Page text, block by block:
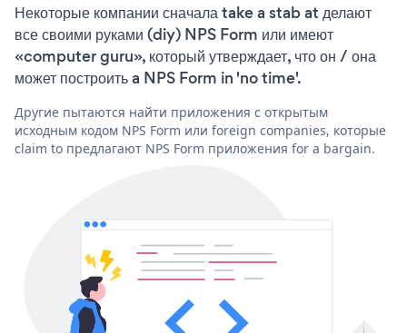
Некоторые компании сначала take a stab at делают
все своими руками (diy) NPS Form или имеют
«computer guru», который утверждает, что он / она
может построить a NPS Form in 'no time'.
Другие пытаются найти приложения с открытым
исходным кодом NPS Form или foreign companies, которые
claim to предлагают NPS Form приложения for a bargain.